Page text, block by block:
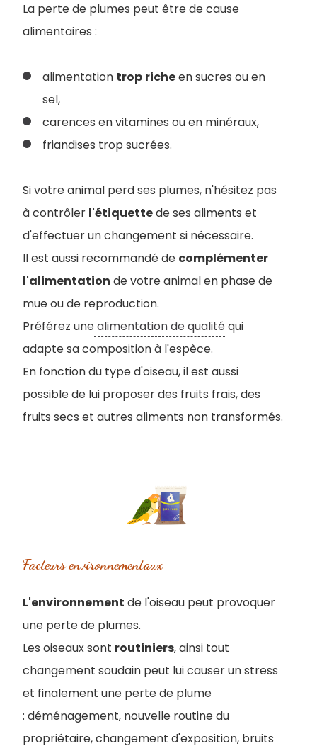
La perte de plumes peut être de cause
alimentaires :
alimentation trop richeen sucres ou en
sel,
carences en vitamines ou en minéraux,
friandises trop sucrées.
Si votre animal perd ses plumes, n'hésitez pas
à contrôler l'étiquettede ses aliments et
d'effectuer un changement si nécessaire.
Il est aussi recommandé de complémenter
l'alimentation de votre animal en phase de
mue ou de reproduction.
Préférez unealimentation de qualitéqui
adapte sa composition à l'espèce.
En fonction du type d'oiseau, il est aussi
possible de lui proposer des fruits frais, des
fruits secs et autres aliments non transformés.
Facteurs environnementaux
L'environnement de l'oiseau peut provoquer
une perte de plumes.
Les oiseaux sont routiniers, ainsi tout
changement soudain peut lui causer un stress
et finalement une perte de plume
: déménagement, nouvelle routine du
propriétaire, changement d'exposition, bruits